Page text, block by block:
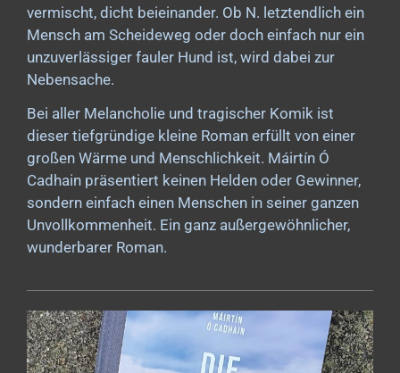
vermischt, dicht beieinander. Ob N. letztendlich ein
Mensch am Scheideweg oder doch einfach nur ein
unzuverlässiger fauler Hund ist, wird dabei zur
Nebensache.
Bei aller Melancholie und tragischer Komik ist
dieser tiefgründige kleine Roman erfüllt von einer
großen Wärme und Menschlichkeit. Máirtín Ó
Cadhain präsentiert keinen Helden oder Gewinner,
sondern einfach einen Menschen in seiner ganzen
Unvollkommenheit. Ein ganz außergewöhnlicher,
wunderbarer Roman.